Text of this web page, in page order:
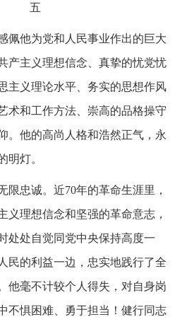
五
佩他为党和人民事业作出的巨大
产主义理想信念、真挚的忧党忧
主义理论水平、务实的思想作风
术和工作方法、崇高的品格操守
。他的高尚人格和浩然正气，永
明灯。
限忠诚。近70年的革命生涯里，
义理想信念和坚强的革命意志，
处处自觉同党中央保持高度一
民的利益一边，忠实地践行了全
他毫不计较个人得失，对自身岗
不惧困难、勇于担当！健行同志